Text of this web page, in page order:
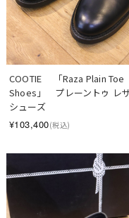
COOTIE 　「Raza Plain Toe
Shoes」　プレーントゥ レ
シューズ
¥103,400(税込)